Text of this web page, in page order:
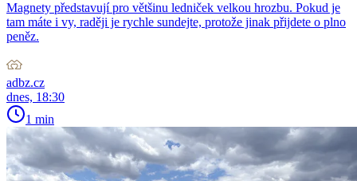
Magnety představují pro většinu ledniček velkou hrozbu. Pokud je
tam máte i vy, raději je rychle sundejte, protože jinak přijdete o plno
peněz.
adbz.cz
dnes, 18:30
1 min